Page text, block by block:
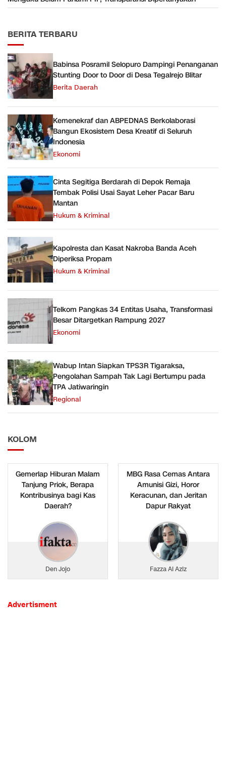
BERITA TERBARU
Babinsa Posramil Selopuro Dampingi Penanganan
Stunting Door to Door di Desa Tegalrejo Blitar
Berita Daerah
Kemenekraf dan ABPEDNAS Berkolaborasi
Bangun Ekosistem Desa Kreatif di Seluruh
Indonesia
Ekonomi
Cinta Segitiga Berdarah di Depok Remaja
Tembak Polisi Usai Sayat Leher Pacar Baru
Mantan
Hukum & Kriminal
Kapolresta dan Kasat Nakroba Banda Aceh
Diperiksa Propam
Hukum & Kriminal
Telkom Pangkas 34 Entitas Usaha, Transformasi
Besar Ditargetkan Rampung 2027
Ekonomi
Wabup Intan Siapkan TPS3R Tigaraksa,
Pengolahan Sampah Tak Lagi Bertumpu pada
TPA Jatiwaringin
Regional
KOLOM
Gemerlap Hiburan Malam
Tanjung Priok, Berapa
Kontribusinya bagi Kas
Daerah?
Den Jojo
MBG Rasa Cemas Antara
Amunisi Gizi, Horor
Keracunan, dan Jeritan
Dapur Rakyat
Fazza Al Aziz
Advertisment